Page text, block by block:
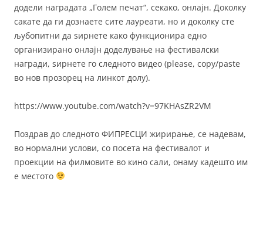
додели наградата „Голем печат“, секако, онлајн. Доколку
сакате да ги дознаете сите лауреати, но и доколку сте
љубопитни да ѕирнете како функционира едно
организирано онлајн доделување на фестивалски
награди, ѕирнете го следното видео (please, copy/paste
во нов прозорец на линкот долу).
https://www.youtube.com/watch?v=97KHAsZR2VM
Поздрав до следното ФИПРЕСЦИ жирирање, се надевам,
во нормални услови, со посета на фестивалот и
проекции на филмовите во кино сали, онаму кадешто им
е местото